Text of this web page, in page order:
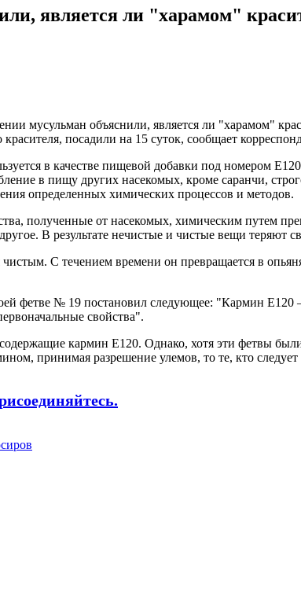
является ли "харамом"
мусульман объяснили, является ли "харамом"
посадили на 15 суток, сообщает
в качестве пищевой добавки под номером
в пищу других насекомых, кроме саранчи,
определенных химических процессов и методов.
полученные от насекомых, химическим путем
В результате нечистые и чистые вещи теряют
С течением времени он превращается в
фетве № 19 постановил следующее: "Кармин Е120
свойства".
кармин Е120. Однако, хотя эти фетвы
принимая разрешение улемов, то те, кто